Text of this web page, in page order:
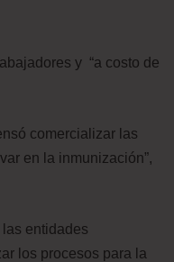
y “a costo de
comercializar las
en la inmunización”,
las entidades
los procesos para la